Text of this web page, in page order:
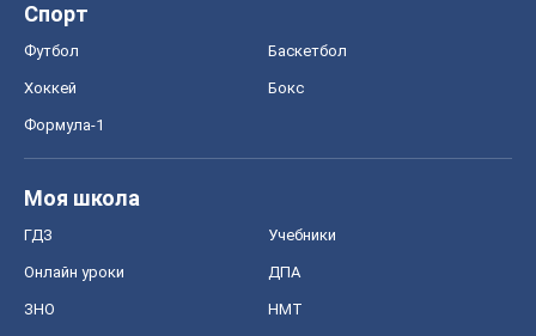
Спорт
Футбол Баскетбол
Хоккей Бокс
Формула-1
Моя школа
ГДЗ Учебники
Онлайн уроки ДПА
ЗНО НМТ